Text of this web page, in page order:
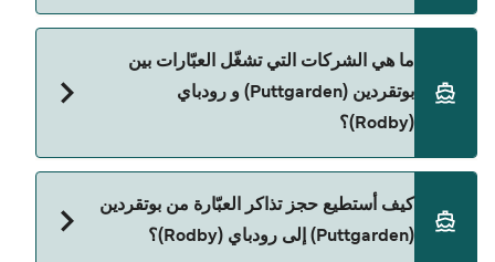
الأوقات المباشرة باستخدام Direct Ferries Deal
(Rodby) يختلف حسب الموسم. متوسط سعر الرحلة هو
603٫09 ر.ق.‏SAR. السعر لا يشمل رسوم الحجز.
ما هي الشركات التي تشغّل العبّارات بين
بوتقردين (Puttgarden) و رودباي
(Rodby)؟
(Puttgarden) إلى رودباي (Rodby).
كيف أستطيع حجز تذاكر العبّارة من بوتقردين
(Puttgarden) إلى رودباي (Rodby)؟